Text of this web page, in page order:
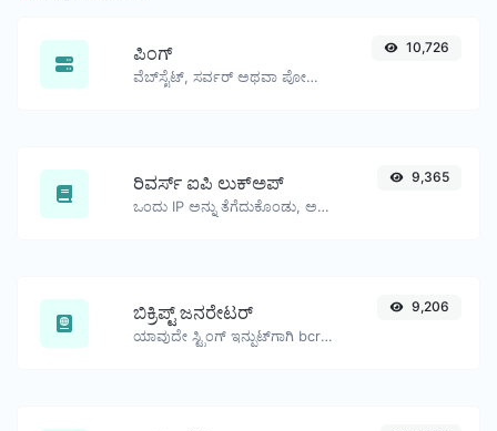
ಪಿಂಗ್
ವೆಬ್‌ಸೈಟ್, ಸರ್ವರ್ ಅಥವಾ ಪೋರ್ಟ್‌ಗೆ ಪಿಂಗ್ ಮಾಡಿ.
10,726
ರಿವರ್ಸ್ ಐಪಿ ಲುಕ್‌ಅಪ್
ಒಂದು IP ಅನ್ನು ತೆಗೆದುಕೊಂಡು, ಅದಕ್ಕೆ ಸಂಬಂಧಿಸಿದ ಡೊಮೇನ್/ಹೋಸ್ಟ್ ಅನ್ನು ಹುಡುಕಲು ಪ್ರಯತ್ನಿಸಿ.
9,365
ಬಿಕ್ರಿಪ್ಟ್ ಜನರೇಟರ್
ಯಾವುದೇ ಸ್ಟ್ರಿಂಗ್ ಇನ್ಪುಟ್‌ಗಾಗಿ bcrypt ಪಾಸ್‌ವರ್ಡ್ ಹ್ಯಾಶ್ ಅನ್ನು ಉತ್ಪಾದಿಸಿ.
9,206